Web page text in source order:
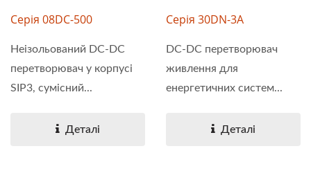
Серія 08DC-500
Неізольований DC-DC
перетворювач у корпусі
SIP3, сумісний...
Деталі
Серія 30DN-3A
DC-DC перетворювач
живлення для
енергетичних систем...
Деталі